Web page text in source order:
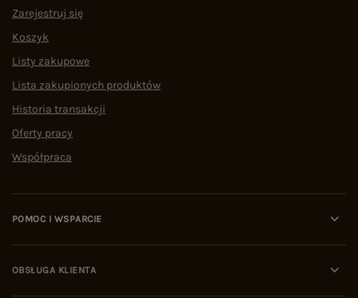
Zarejestruj się
Koszyk
Listy zakupowe
Lista zakupionych produktów
Historia transakcji
Oferty pracy
Współpraca
POMOC I WSPARCIE
OBSŁUGA KLIENTA